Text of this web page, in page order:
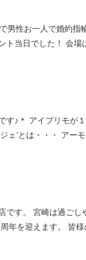
男性お一人で婚約
ト当日でした！ 会
す♪＊ アイプリモが
ジェ’とは・・・ アー
す。 宮崎は過ごし
年を迎えます。 皆